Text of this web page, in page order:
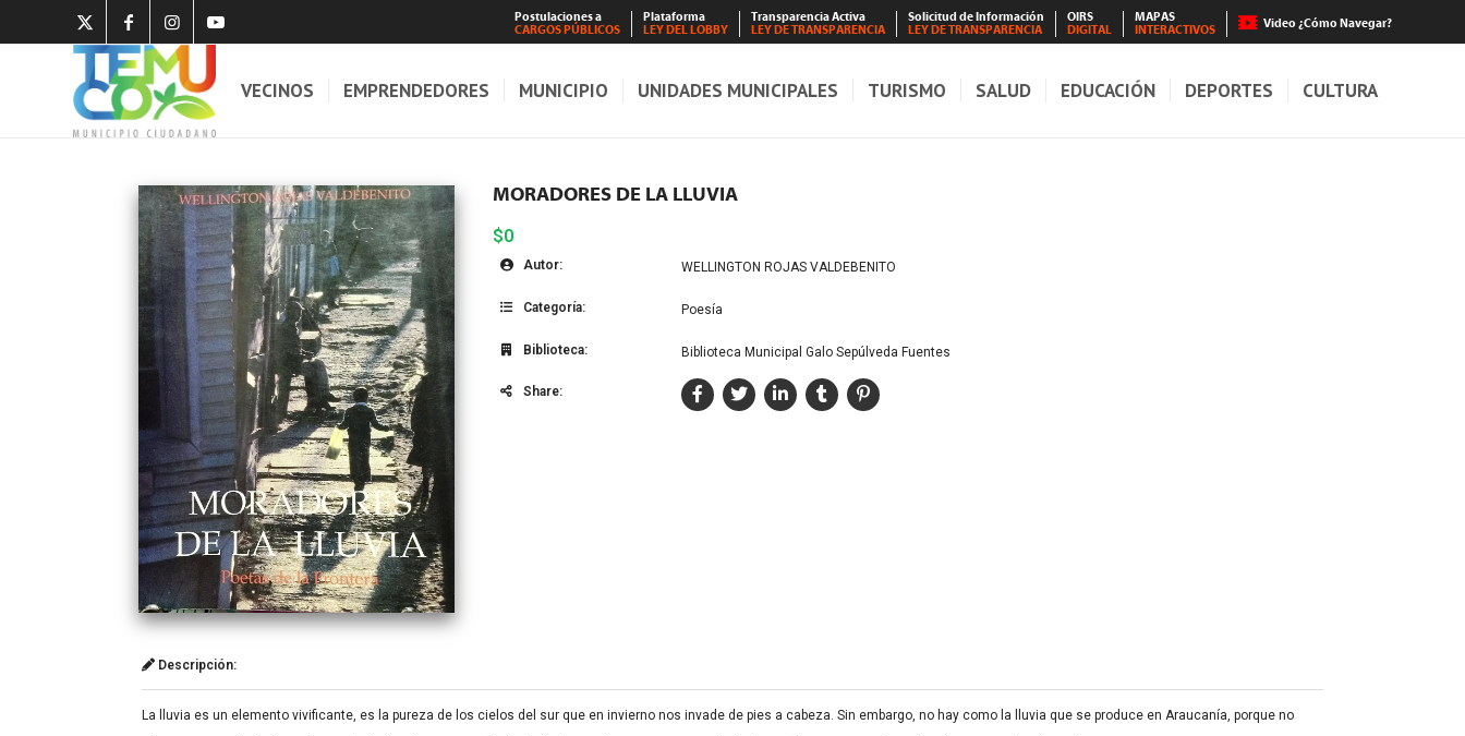
Postulaciones a
CARGOS PÚBLICOS
Plataforma
LEY DEL LOBBY
Transparencia Activa
LEY DE TRANSPARENCIA
Solicitud de Información
LEY DE TRANSPARENCIA
OIRS
DIGITAL
MAPAS
INTERACTIVOS
Video ¿Cómo Navegar?
VECINOS EMPRENDEDORES MUNICIPIO UNIDADES MUNICIPALES TURISMO SALUD EDUCACIÓN DEPORTES CULTURA
MORADORES DE LA LLUVIA
$0
Autor: WELLINGTON ROJAS VALDEBENITO
Categoría: Poesía
Biblioteca: Biblioteca Municipal Galo Sepúlveda Fuentes
Share:
Descripción:
La lluvia es un elemento vivificante, es la pureza de los cielos del sur que en invierno nos invade de pies a cabeza. Sin embargo, no hay como la lluvia que se produce en Araucanía, porque no